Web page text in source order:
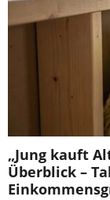
„Jung kauft
Überblick –